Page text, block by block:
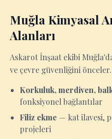
Muğla Kimyasal
Alanları
Askarot İnşaat ekibi
ve çevre güvenliğini önceler.
Korkuluk, merdiven,
fonksiyonel bağlantılar
Filiz ekme — kat ilavesi,
projeleri